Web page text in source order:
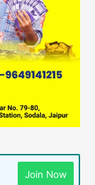
Join Now